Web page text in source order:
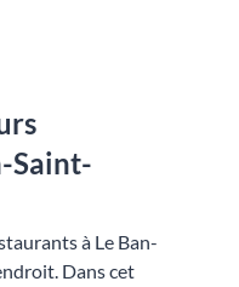
Saint-
à Le Ban-
Dans cet